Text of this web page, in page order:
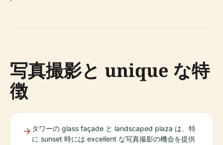
写真撮影と unique な特
徴
タワーの glass façade と landscaped plaza は、特
に sunset 時には excellent な写真撮影の機会を提供